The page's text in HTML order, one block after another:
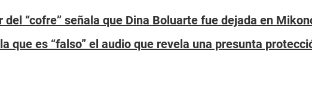
“cofre” señala que Dina Boluarte fue dejada en
que es “falso” el audio que revela una presunta